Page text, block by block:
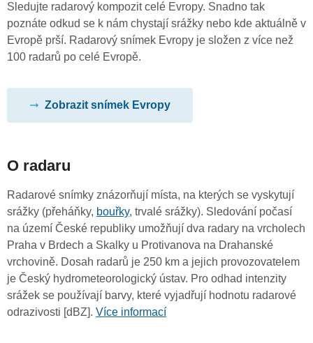
Sledujte radarový kompozit celé Evropy. Snadno tak
poznáte odkud se k nám chystají srážky nebo kde aktuálně v
Evropě prší. Radarový snímek Evropy je složen z více než
100 radarů po celé Evropě.
Zobrazit snímek Evropy
O radaru
Radarové snímky znázorňují místa, na kterých se vyskytují
srážky (přeháňky, bouřky, trvalé srážky). Sledování počasí
na území České republiky umožňují dva radary na vrcholech
Praha v Brdech a Skalky u Protivanova na Drahanské
vrchovině. Dosah radarů je 250 km a jejich provozovatelem
je Český hydrometeorologický ústav. Pro odhad intenzity
srážek se používají barvy, které vyjadřují hodnotu radarové
odrazivosti [dBZ]. Více informací